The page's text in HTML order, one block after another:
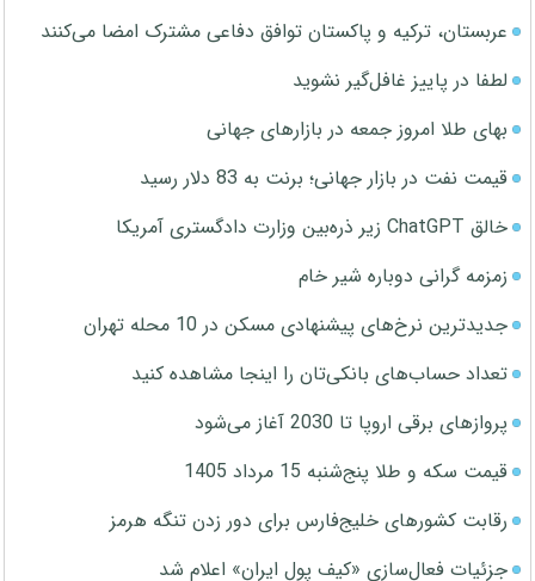
عربستان، ترکیه و پاکستان توافق دفاعی مشترک امضا می‌کنند
لطفا در پاییز غافل‌گیر نشوید
بهای طلا امروز جمعه در بازارهای جهانی
قیمت نفت در بازار جهانی؛ برنت به 83 دلار رسید
خالق ChatGPT زیر ذره‌بین وزارت دادگستری آمریکا
زمزمه گرانی دوباره شیر خام
جدیدترین نرخ‌های پیشنهادی مسکن در 10 محله تهران
تعداد حساب‌های بانکی‌تان را اینجا مشاهده کنید
پروازهای برقی اروپا تا 2030 آغاز می‌شود
قیمت سکه و طلا پنج‌شنبه 15 مرداد 1405
رقابت کشورهای خلیج‌فارس برای دور زدن تنگه هرمز
جزئیات فعال‌سازی «کیف پول ایران» اعلام شد